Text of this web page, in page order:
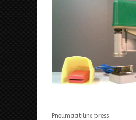
Pneumaatiline press